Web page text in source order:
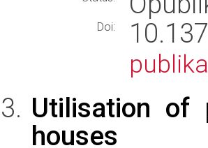
Doi:
Utilisation of
houses